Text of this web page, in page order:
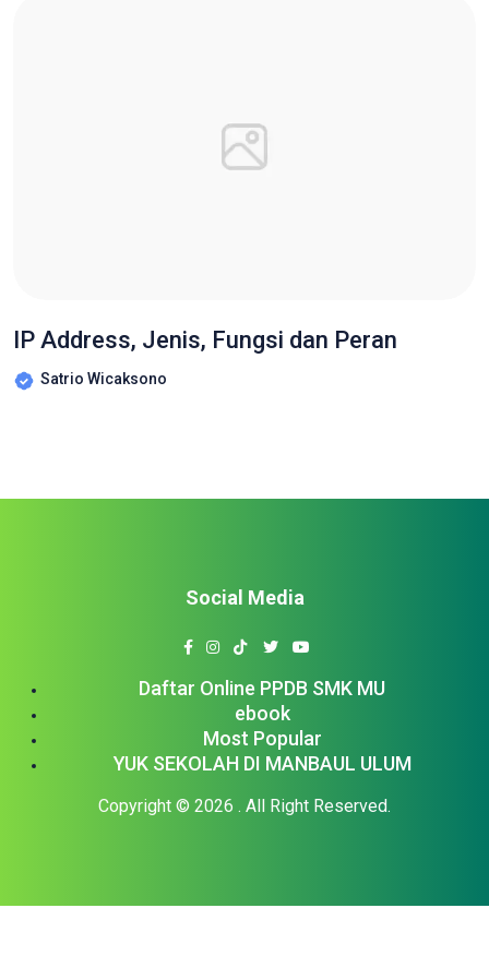
IP Address, Jenis, Fungsi dan Peran
Satrio Wicaksono
Daftar Online PPDB SMK MU
ebook
Most Popular
YUK SEKOLAH DI MANBAUL ULUM
Copyright © 2026 . All Right Reserved.
Social Media